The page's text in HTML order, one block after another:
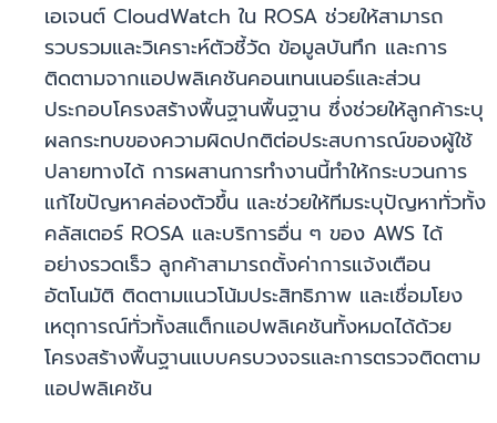
เอเจนต์ CloudWatch ใน ROSA ช่วยให้สามารถ
รวบรวมและวิเคราะห์ตัวชี้วัด ข้อมูลบันทึก และการ
ติดตามจากแอปพลิเคชันคอนเทนเนอร์และส่วน
ประกอบโครงสร้างพื้นฐานพื้นฐาน ซึ่งช่วยให้ลูกค้าระบุ
ผลกระทบของความผิดปกติต่อประสบการณ์ของผู้ใช้
ปลายทางได้ การผสานการทำงานนี้ทำให้กระบวนการ
แก้ไขปัญหาคล่องตัวขึ้น และช่วยให้ทีมระบุปัญหาทั่วทั้ง
คลัสเตอร์ ROSA และบริการอื่น ๆ ของ AWS ได้
อย่างรวดเร็ว ลูกค้าสามารถตั้งค่าการแจ้งเตือน
อัตโนมัติ ติดตามแนวโน้มประสิทธิภาพ และเชื่อมโยง
เหตุการณ์ทั่วทั้งสแต็กแอปพลิเคชันทั้งหมดได้ด้วย
โครงสร้างพื้นฐานแบบครบวงจรและการตรวจติดตาม
แอปพลิเคชัน